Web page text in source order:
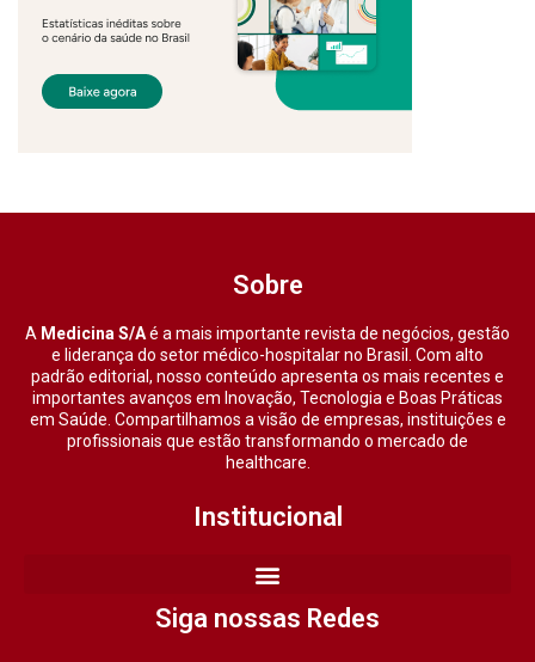
Sobre
A Medicina S/Aé a mais importante revista de negócios, gestão
e liderança do setor médico-hospitalar no Brasil. Com alto
padrão editorial, nosso conteúdo apresenta os mais recentes e
importantes avanços em Inovação, Tecnologia e Boas Práticas
em Saúde. Compartilhamos a visão de empresas, instituições e
profissionais que estão transformando o mercado de
healthcare.
Institucional
Siga nossas Redes